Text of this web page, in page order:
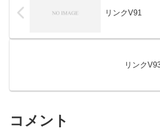
リンクV91
リンク
コメント